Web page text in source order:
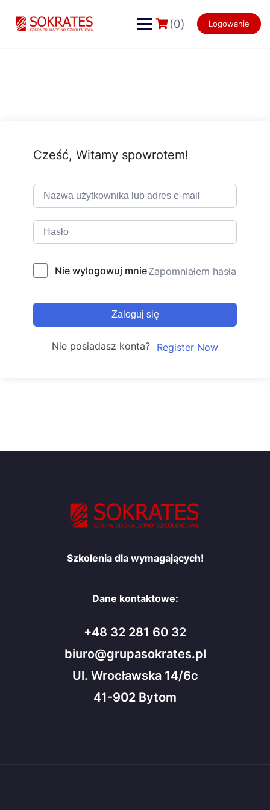
content
(0) Logowanie
Cześć, Witamy spowrotem!
Nie wylogowuj mnieZapomniałem hasła
Zaloguj się
Nie posiadasz konta? Register Now
Szkolenia dla wymagających!
Dane kontaktowe:
+48 32 281 60 32
biuro@grupasokrates.pl
Ul. Wrocławska 14/6c
41-902 Bytom